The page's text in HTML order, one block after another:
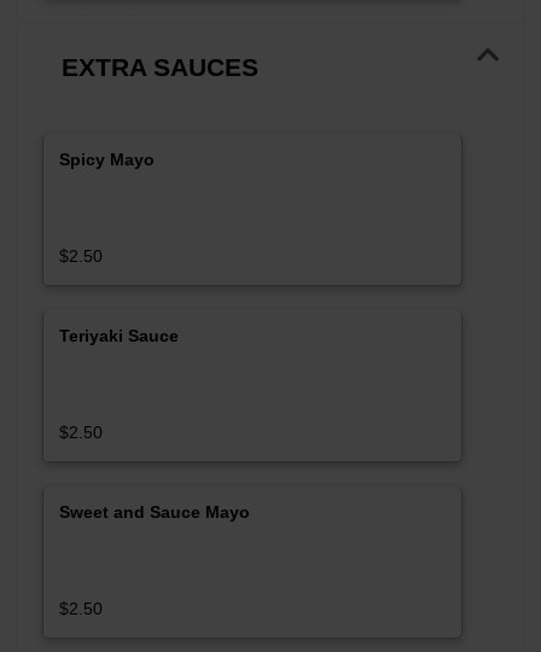
EXTRA SAUCES
Spicy Mayo
$2.50
Teriyaki Sauce
$2.50
Sweet and Sauce Mayo
$2.50